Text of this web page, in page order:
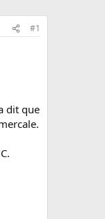
#1
dit que